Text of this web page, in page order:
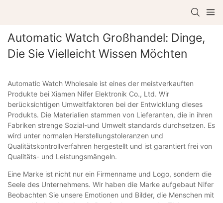
Automatic Watch Großhandel: Dinge,
Die Sie Vielleicht Wissen Möchten
Automatic Watch Wholesale ist eines der meistverkauften
Produkte bei Xiamen Nifer Elektronik Co., Ltd. Wir
berücksichtigen Umweltfaktoren bei der Entwicklung dieses
Produkts. Die Materialien stammen von Lieferanten, die in ihren
Fabriken strenge Sozial-und Umwelt standards durchsetzen. Es
wird unter normalen Herstellungstoleranzen und
Qualitätskontrollverfahren hergestellt und ist garantiert frei von
Qualitäts- und Leistungsmängeln.
Eine Marke ist nicht nur ein Firmenname und Logo, sondern die
Seele des Unternehmens. Wir haben die Marke aufgebaut Nifer
Beobachten Sie unsere Emotionen und Bilder, die Menschen mit